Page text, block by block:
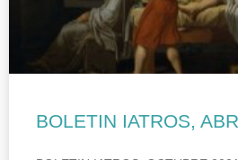
BOLETIN IATROS,